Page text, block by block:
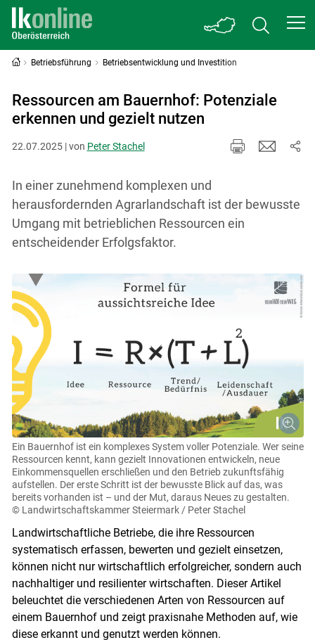
Betriebsführung Betriebsentwicklung und Investition
Ressourcen am Bauernhof: Potenziale
erkennen und gezielt nutzen
22.07.2025 | von Peter Stachel
In einer zunehmend komplexen und
herausfordernden Agrarlandschaft ist der bewusste
Umgang mit betrieblichen Ressourcen ein
entscheidender Erfolgsfaktor.
Ein Bauernhof ist ein komplexes System voller Potenziale. Wer seine
Ressourcen kennt, kann gezielt Innovationen entwickeln, neue
Einkommensquellen erschließen und den Betrieb zukunftsfähig
aufstellen. Der erste Schritt ist der bewusste Blick auf das, was
bereits vorhanden ist – und der Mut, daraus Neues zu gestalten.
© Landwirtschaftskammer Steiermark / Peter Stachel
Landwirtschaftliche Betriebe, die ihre Ressourcen
systematisch erfassen, bewerten und gezielt einsetzen,
können nicht nur wirtschaftlich erfolgreicher, sondern auch
nachhaltiger und resilienter wirtschaften. Dieser Artikel
beleuchtet die verschiedenen Arten von Ressourcen auf
einem Bauernhof und zeigt praxisnahe Methoden auf, wie
diese erkannt und genutzt werden können.